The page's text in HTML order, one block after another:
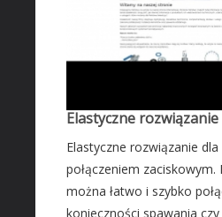
Elastyczne
Elastyczne rozwiązanie
połączeniem zaciskowym.
można łatwo i szybko
konieczności spawania